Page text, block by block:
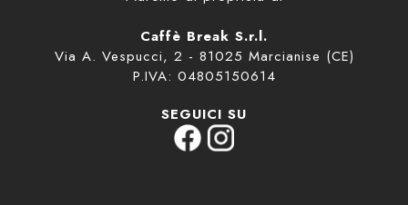
Caffè Break S.r.l.
Via A. Vespucci, 2 - 81025 Marcianise (CE)
P.IVA: 04805150614
SEGUICI SU